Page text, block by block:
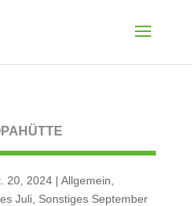
20, 2024| Allgemein
Juli, Sonstiges September